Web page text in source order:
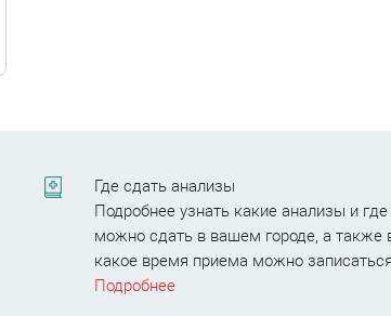
Где сдать анализы
Подробнее узнать какие анализы и где
можно сдать в вашем городе, а также
какое время приема можно
Подробнее